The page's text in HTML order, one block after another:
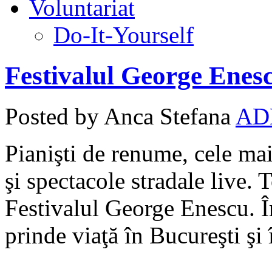
Voluntariat
Do-It-Yourself
Festivalul George
Posted by Anca Stefana
Pianişti de renume, cele
şi spectacole stradale live.
Festivalul George Enescu.
prinde viaţă în Bucureşti şi